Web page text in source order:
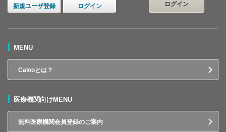
新規ユーザ登録 ログイン
ログイン
MENU
Calooとは？
医療機関向けMENU
無料医療機関会員登録のご案内